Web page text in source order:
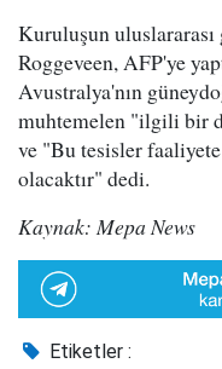
Kuruluşun
Roggeveen, AFP'ye
Avustralya'nın
muhtemelen "ilgili bir
ve "Bu tesisler
olacaktır" dedi.
Kaynak: Mepa News
Etiketler :